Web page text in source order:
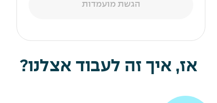
הגשת מועמדות
אז, איך זה לעבוד אצלנו?